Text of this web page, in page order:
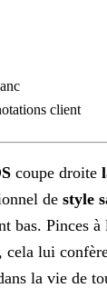
client
coupe droite
de style
bas. Pinces à
cela lui
la vie de